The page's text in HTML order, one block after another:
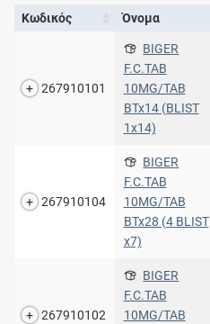
Κωδικός Όνομα
267910101
BIGER
F.C.TAB
10MG/TAB
BTx14 (BLIST
1x14)
267910104
BIGER
F.C.TAB
10MG/TAB
BTx28 (4 BLIST
x7)
267910102
BIGER
F.C.TAB
10MG/TAB